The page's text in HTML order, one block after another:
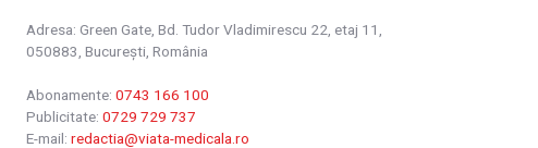
Adresa: Green Gate, Bd. Tudor Vladimirescu 22, etaj 11,
050883, Bucureşti, România
Abonamente: 0743 166 100
Publicitate: 0729 729 737
E-mail: redactia@viata-medicala.ro